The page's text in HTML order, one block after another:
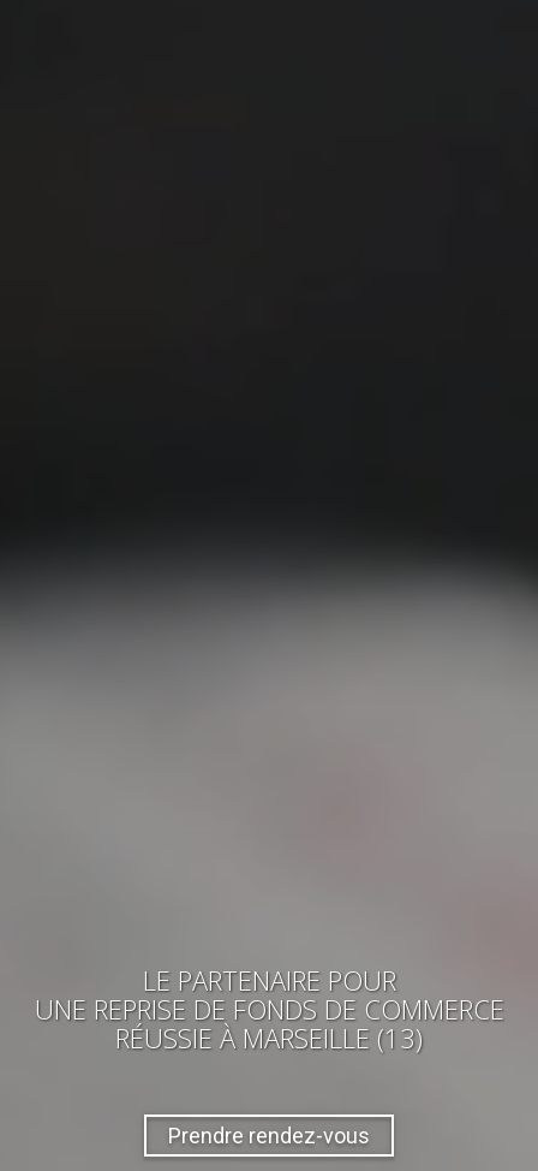
LE PARTENAIRE POUR
UNE REPRISE DE FONDS DE COMMERCE
RÉUSSIE À MARSEILLE (13)
Prendre rendez-vous